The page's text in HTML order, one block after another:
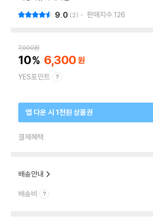
9.0 2 판매지수 126
7,000원
10 6,300
YES포인트
앱 다운 시 1천원 상품권
결제혜택
배송안내
배송비